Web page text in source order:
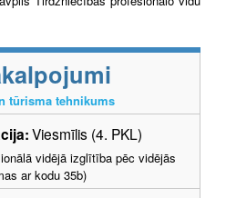
tūrisma tehnikums
Viesmīlis (4. PKL)
vidējā izglītība pēc vidējās
ar kodu 35b)